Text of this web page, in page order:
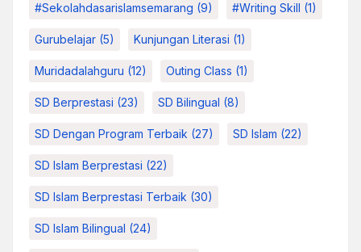
#sekolahdasarislamsemarang (9) #Writing Skill (1)
Gurubelajar (5) Kunjungan Literasi (1)
Muridadalahguru (12) Outing Class (1)
SD Berprestasi (23) SD Bilingual (8)
SD Dengan Program Terbaik (27) SD Islam (22)
SD Islam Berprestasi (22)
SD Islam Berprestasi Terbaik (30)
SD Islam Bilingual (24)